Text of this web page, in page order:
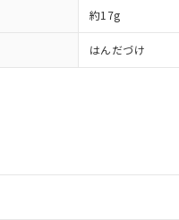
約17g
はんだづけ
談に必要な範囲で利用すること
承ください。
共同利用者とは、"個人情報
用に関して"
の「1.共同利
有証明書（当社基準）
応品が混在することから備考
載しておりました。
対応品への在庫切替を完了